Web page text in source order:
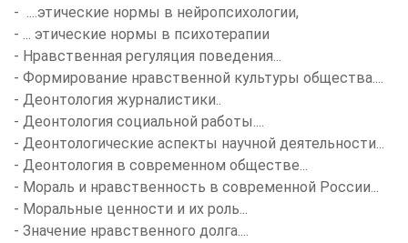
- ....этические нормы в нейропсихологии,
- ... этические нормы в психотерапии
- Нравственная регуляция поведения...
- Формирование нравственной культуры общества....
- Деонтология журналистики..
- Деонтология социальной работы....
- Деонтологические аспекты научной деятельности...
- Деонтология в современном обществе...
- Мораль и нравственность в современной России...
- Моральные ценности и их роль...
- Значение нравственного долга....